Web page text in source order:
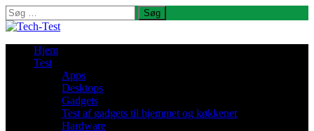
Søg
efter:
Hjem
Test
Apps
Desktops
Gadgets
Test af gadgets til hjemmet og køkkenet
Hardware